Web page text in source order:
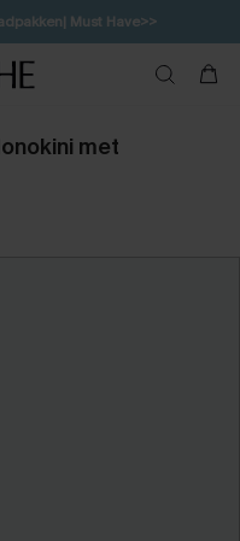
Must Have>>
15% korting>>
| CODE: SW15
met